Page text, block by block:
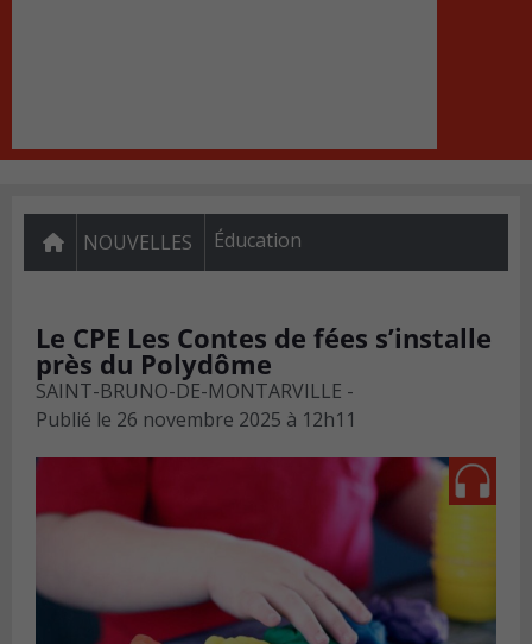
NOUVELLES Éducation
Le CPE Les Contes de fées s’installe
près du Polydôme
SAINT-BRUNO-DE-MONTARVILLE -
Publié le 26 novembre 2025 à 12h11